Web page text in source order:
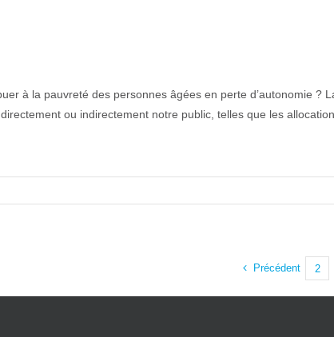
à la pauvreté des personnes âgées en perte d’autonomie ?
ou indirectement notre public, telles que les
Précédent 2